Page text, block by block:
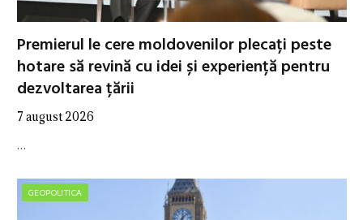
Premierul le cere moldovenilor plecați peste
hotare să revină cu idei și experiență pentru
dezvoltarea țării
7 august 2026
…
GEOPOLITICA